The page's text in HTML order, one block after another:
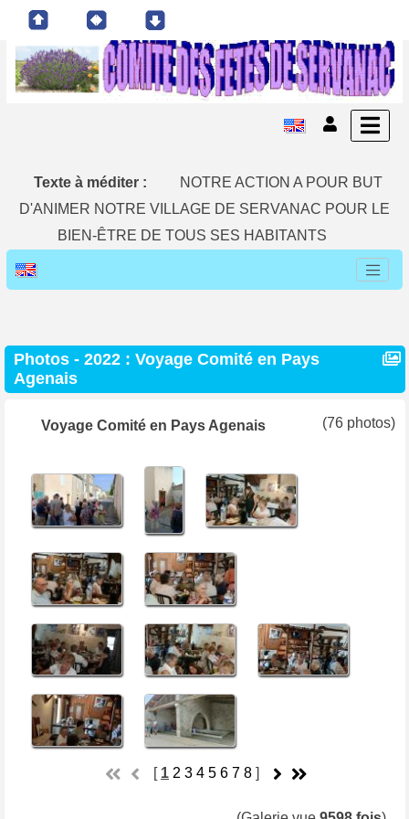
Texte à méditer :
NOTRE ACTION A POUR BUT
D'ANIMER NOTRE VILLAGE DE SERVANAC POUR LE
BIEN-ÊTRE DE TOUS SES HABITANTS
Photos - 2022 : Voyage Comité en Pays
Agenais
Voyage Comité en Pays Agenais (76 photos)
[ 1 2 3 4 5 6 7 8 ]